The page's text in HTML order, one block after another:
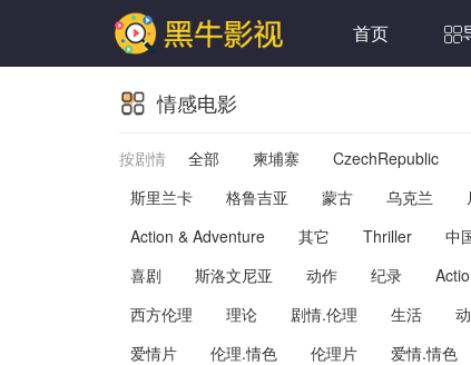
首页
情感电影
按剧情 全部 柬埔寨 CzechRepublic
斯里兰卡
格鲁吉亚 蒙古 乌克兰
Action & Adventure
其它 Thriller 中
喜剧
斯洛文尼亚 动作 纪录
西方伦理
理论 剧情.伦理 生活
爱情片
伦理.情色 伦理片 爱情.情色